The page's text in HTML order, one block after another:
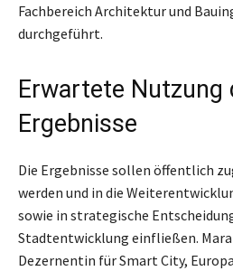
Fachbereich Architektur und
durchgeführt.
Erwartete Nutzung
Ergebnisse
Die Ergebnisse sollen öffentlich
werden und in die
sowie in strategische
Stadtentwicklung einfließen.
Dezernentin für Smart City,